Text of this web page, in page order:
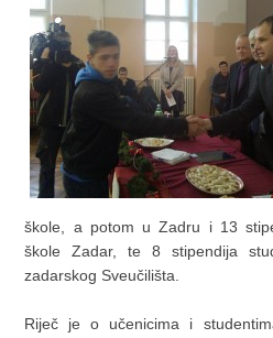
škole, a potom u Zadru i 13
škole Zadar, te 8 stipendija
zadarskog Sveučilišta.
Riječ je o učenicima i